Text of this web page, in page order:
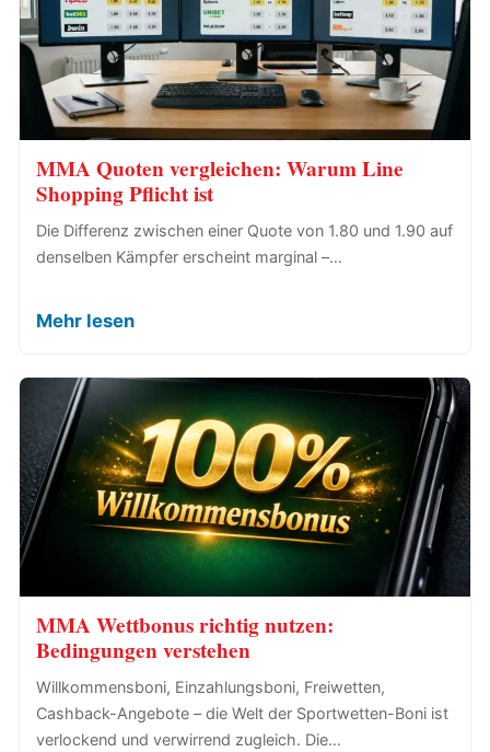
MMA Quoten vergleichen: Warum Line
Shopping Pflicht ist
Die Differenz zwischen einer Quote von 1.80 und 1.90 auf
denselben Kämpfer erscheint marginal –…
Mehr lesen
MMA Wettbonus richtig nutzen:
Bedingungen verstehen
Willkommensboni, Einzahlungsboni, Freiwetten,
Cashback-Angebote – die Welt der Sportwetten-Boni ist
verlockend und verwirrend zugleich. Die…